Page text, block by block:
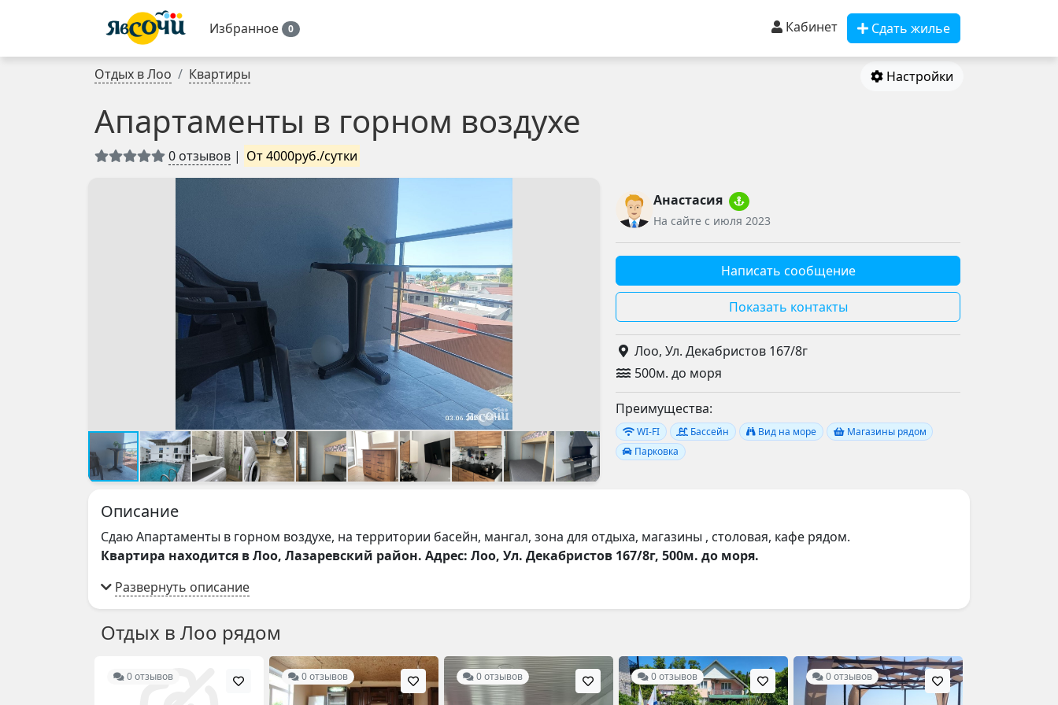
Избранное 0 Кабинет Сдать жилье
Отдых в Лоо Квартиры Настройки
Апартаменты в горном воздухе
0 отзывов | От 4000руб./сутки
Анастасия
На сайте с июля 2023
Написать сообщение
Показать контакты
Лоо, Ул. Декабристов 167/8г
500м. до моря
Преимущества:
WI-FI Бассейн Вид на море
Магазины рядом
Парковка
Описание
Сдаю Апартаменты в горном воздухе, на территории басейн, мангал, зона для отдыха, магазины , столовая, кафе рядом.
Квартира находится в Лоо, Лазаревский район. Адрес: Лоо, Ул. Декабристов 167/8г, 500м. до моря.
Отдых в Лоо рядом
0 отзывов 0 отзывов 0 отзывов 0 отзывов 0 отзывов